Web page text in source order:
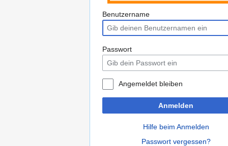
Benutzername
Passwort
Angemeldet bleiben
Anmelden
Hilfe beim Anmelden
Passwort vergessen?